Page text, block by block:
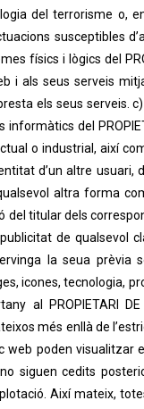
del terrorisme o,
susceptibles
físics i lògics del
i als seus serveis
presta els seus
del
o industrial, així
d’un altre usuari,
altra forma
del titular dels
de qualsevol
la seua prèvia
icones, tecnologia,
al PROPIETARI
més enllà de
web poden visualitzar
siguen cedits
Així mateix,